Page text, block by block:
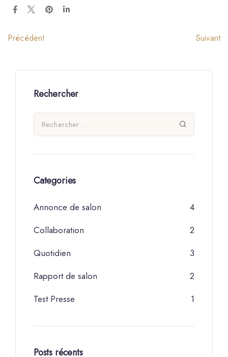
Précédent Suivant
Rechercher
Categories
Annonce de salon
4
Collaboration
2
Quotidien
3
Rapport de salon
2
Test Presse
1
Posts récents